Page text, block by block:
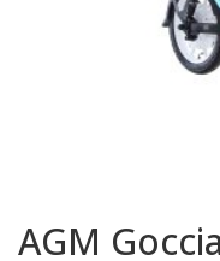
AGM